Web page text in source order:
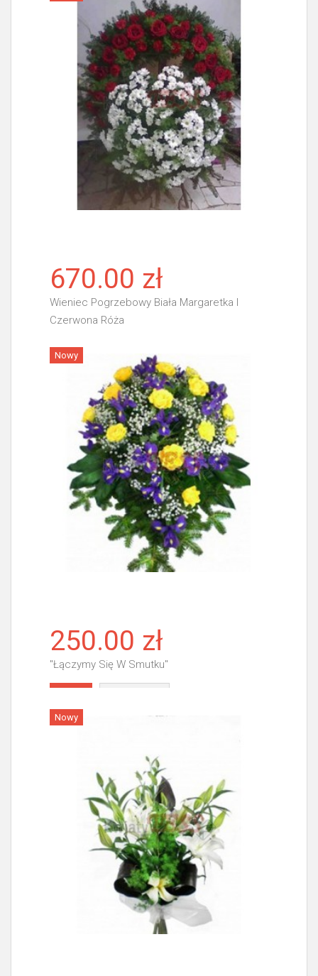
670.00 zł
Wieniec Pogrzebowy Biała Margaretka I
Czerwona Róża
Więcej
Nowy
250.00 zł
"Łączymy Się W Smutku"
Nowy